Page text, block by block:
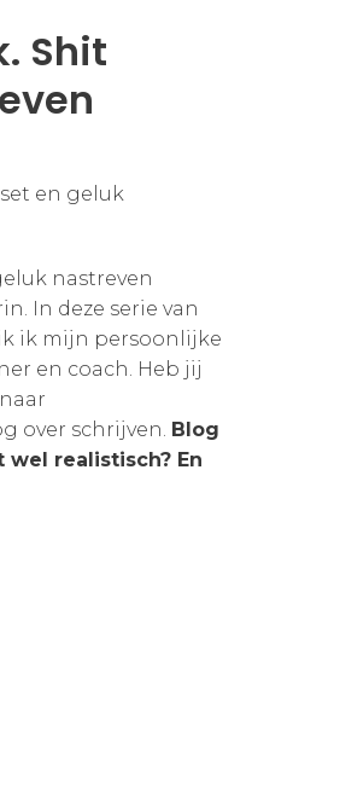
Shit
en geluk
nastreven
In deze serie van
ik mijn persoonlijke
en coach. Heb jij
over schrijven. Blog
realistisch? En